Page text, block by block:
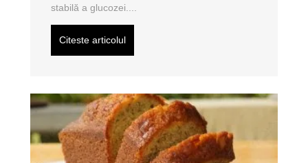
stabilă a glucozei....
Citeste articolul